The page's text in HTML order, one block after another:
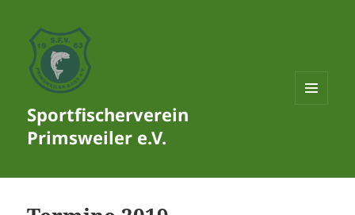
Sportfischerverein
Primsweiler e.V.